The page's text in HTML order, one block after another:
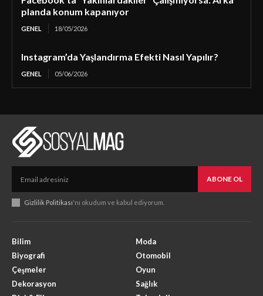
planda konum kapanıyor
GENEL 18/05/2026
Instagram’da Yaşlandırma Efekti Nasıl Yapılır?
GENEL 05/06/2026
ABONE OL
Gizlilik Politikası'nı okudum ve kabul ediyorum.
Bilim
Biyografi
Çeşmeler
Dekorasyon
Moda
Otomobil
Oyun
Sağlık